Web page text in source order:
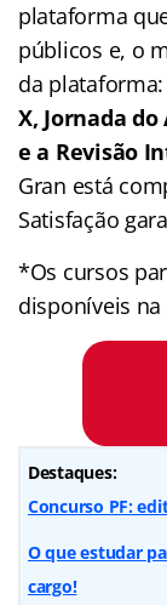
plataforma
públicos e, o
da plataforma:
X, Jornada
e a Revisão
Gran está
Satisfação
*Os cursos
disponíveis
Destaques:
Concurso PF:
O que estudar
cargo!